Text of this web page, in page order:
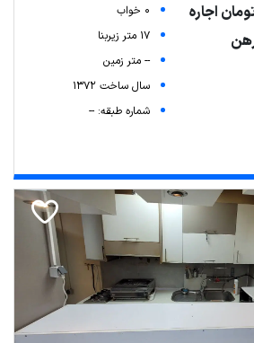
0 خواب
17 متر زیربنا
-- متر زمین
سال ساخت 1372
شماره طبقه: --